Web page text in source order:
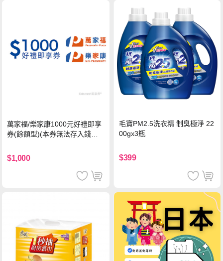
萬家福/樂家康1000元好禮即享
券(餘額型)(本券無法存入錢包
$1,000
毛寶PM2.5洗衣精 制臭極淨 22
00gx3瓶
$399